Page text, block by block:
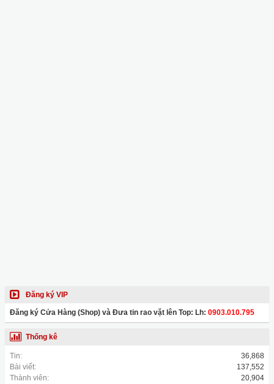
Đăng ký VIP
Đăng ký Cửa Hàng (Shop) và Đưa tin rao vặt lên Top: Lh: 0903.010.795
Thống kê
Tin:
36,868
Bài viết:
137,552
Thành viên:
20,904